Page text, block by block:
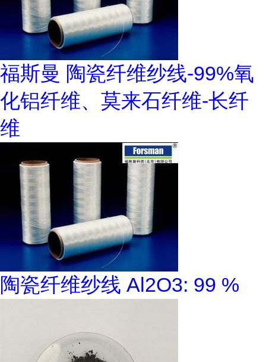
福斯曼 陶瓷纤维纱线-99%氧
化铝纤维、莫来石纤维-长纤
维
陶瓷纤维纱线 Al2O3: 99 %